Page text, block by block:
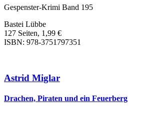
Gespenster-Krimi Band 195
Bastei Lübbe
127 Seiten, 1,99 €
ISBN: 978-3751797351
Astrid Miglar
Drachen, Piraten und ein Feuerberg